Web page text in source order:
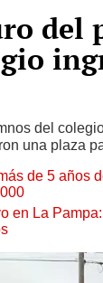
del
del
una plaza
de 5 años
en La